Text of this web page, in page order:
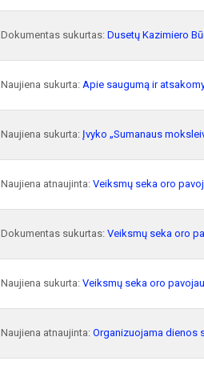
Dokumentas sukurtas: Dusetų Kazimiero
Naujiena sukurta: Apie saugumą ir
Naujiena sukurta: Įvyko „Sumanaus
Naujiena atnaujinta: Veiksmų seka oro
Dokumentas sukurtas: Veiksmų seka oro
Naujiena sukurta: Veiksmų seka oro
Naujiena atnaujinta: Organizuojama dienos